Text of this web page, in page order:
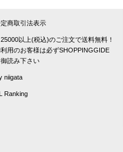
商取引法表示
25000以上(税込)のご注文で送料無料！
用のお客様は必ずSHOPPINGGIDE
御読み下さい
niigata
Ranking